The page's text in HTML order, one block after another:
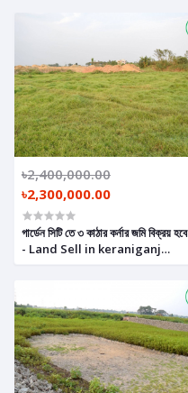
৳2,400,000.00
৳2,300,000.00
গার্ডেন সিটি তে ৩ কাঠার কর্নার জমি বিক্রয় হবে
- Land Sell in keraniganj